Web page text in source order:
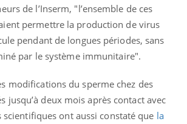
de l’Inserm, "l’ensemble de ces
permettre la production de virus
pendant de longues périodes, sans
par le système immunitaire".
modifications du sperme chez des
jusqu’à deux mois après contact avec
scientifiques ont aussi constaté que la